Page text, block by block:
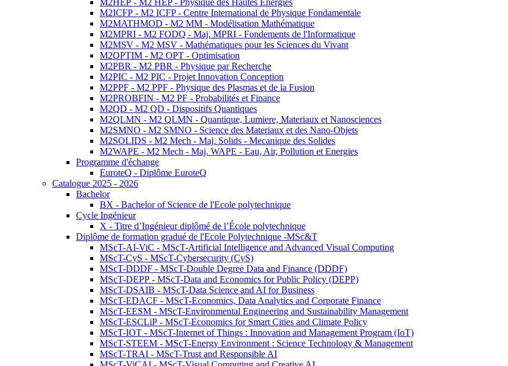
M2HEP - M2 HEP - Physique des Hautes Energies
M2ICFP - M2 ICFP - Centre International de Physique Fondamentale
M2MATHMOD - M2 MM - Modélisation Mathématique
M2MPRI - M2 FODQ - Maj. MPRI - Fondements de l'Informatique
M2MSV - M2 MSV - Mathématiques pour les Sciences du Vivant
M2OPTIM - M2 OPT - Optimisation
M2PBR - M2 PBR - Physique par Recherche
M2PIC - M2 PIC - Projet Innovation Conception
M2PPF - M2 PPF - Physique des Plasmas et de la Fusion
M2PROBFIN - M2 PF - Probabilités et Finance
M2QD - M2 QD - Dispositifs Quantiques
M2QLMN - M2 QLMN - Quantique, Lumiere, Materiaux et Nanosciences
M2SMNO - M2 SMNO - Science des Materiaux et des Nano-Objets
M2SOLIDS - M2 Mech - Maj. Solids - Mecanique des Solides
M2WAPE - M2 Mech - Maj. WAPE - Eau, Air, Pollution et Energies
Programme d'échange
EuroteQ - Diplôme EuroteQ
Catalogue 2025 - 2026
Bachelor
BX - Bachelor of Science de l'Ecole polytechnique
Cycle Ingénieur
X - Titre d’Ingénieur diplômé de l’École polytechnique
Diplôme de formation gradué de l'Ecole Polytechnique -MSc&T
MScT-AI-ViC - MScT-Artificial Intelligence and Advanced Visual Computing
MScT-CyS - MScT-Cybersecurity (CyS)
MScT-DDDF - MScT-Double Degree Data and Finance (DDDF)
MScT-DEPP - MScT-Data and Economics for Public Policy (DEPP)
MScT-DSAIB - MScT-Data Science and AI for Business
MScT-EDACF - MScT-Economics, Data Analytics and Corporate Finance
MScT-EESM - MScT-Environmental Engineering and Sustainability Management
MScT-ESCLiP - MScT-Economics for Smart Cities and Climate Policy
MScT-IOT - MScT-Internet of Things : Innovation and Management Program (IoT)
MScT-STEEM - MScT-Energy Environment : Science Technology & Management
MScT-TRAI - MScT-Trust and Responsible AI